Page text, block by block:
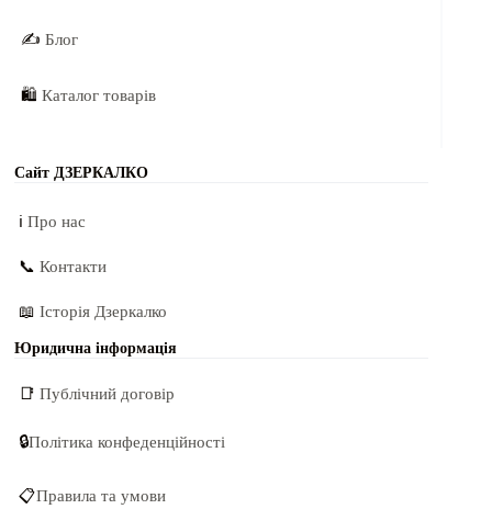
✍️Блог
🛍️Каталог товарів
Сайт ДЗЕРКАЛКО
ℹ️Про нас
📞Контакти
📖Історія Дзеркалко
Юридична інформація
📑Публічний договір
🔒Політика конфеденційності
📋Правила та умови